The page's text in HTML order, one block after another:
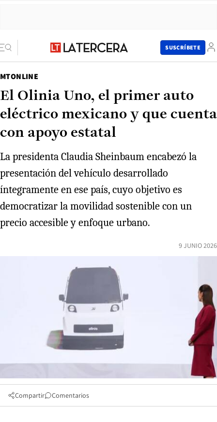
SUSCRÍBETE
MTONLINE
El Olinia Uno, el primer auto
eléctrico mexicano y que cuenta
con apoyo estatal
La presidenta Claudia Sheinbaum encabezó la
presentación del vehículo desarrollado
íntegramente en ese país, cuyo objetivo es
democratizar la movilidad sostenible con un
precio accesible y enfoque urbano.
9 JUNIO 2026
Compartir Comentarios